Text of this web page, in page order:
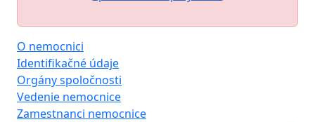
O nemocnici
Identifikačné údaje
Orgány spoločnosti
Vedenie nemocnice
Zamestnanci nemocnice